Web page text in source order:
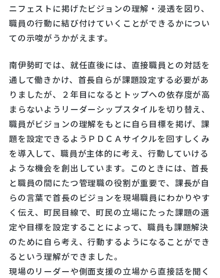
ニフェストに掲げたビジョンの理解・浸透を図り、
職員の行動に結び付けていくことができるかについ
ての示唆がうかがえます。
南伊勢町では、就任直後には、直接職員との対話を
通して働きかけ、首長自らが課題設定する必要があ
りましたが、２年目になるとトップへの依存度が高
まらないようリーダーシップスタイルを切り替え、
職員がビジョンの理解をもとに自ら目標を掲げ、課
題を設定できるようＰＤＣＡサイクルを回すしくみ
を導入して、職員が主体的に考え、行動していける
ような機会を創出しています。このときには、首長
と職員の間にたつ管理職の役割が重要で、課長が自
らの言葉で首長のビジョンを現場職員にわかりやす
く伝え、町民目線で、町民の立場にたった課題の選
定や目標を設定することによって、職員も課題解決
のために自ら考え、行動するようになることができ
るという理解ができました。
現場のリーダーや側面支援の立場から直接話を聞く